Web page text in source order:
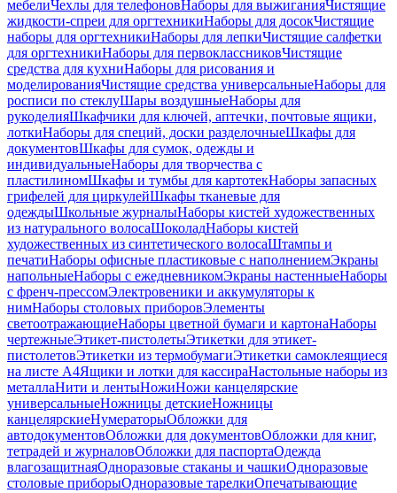
мебелиЧехлы для телефоновНаборы для выжиганияЧистящие
жидкости-спреи для оргтехникиНаборы для досокЧистящие
наборы для оргтехникиНаборы для лепкиЧистящие салфетки
для оргтехникиНаборы для первоклассниковЧистящие
средства для кухниНаборы для рисования и
моделированияЧистящие средства универсальныеНаборы для
росписи по стеклуШары воздушныеНаборы для
рукоделияШкафчики для ключей, аптечки, почтовые ящики,
лоткиНаборы для специй, доски разделочныеШкафы для
документовШкафы для сумок, одежды и
индивидуальныеНаборы для творчества с
пластилиномШкафы и тумбы для картотекНаборы запасных
грифелей для циркулейШкафы тканевые для
одеждыШкольные журналыНаборы кистей художественных
из натурального волосаШоколадНаборы кистей
художественных из синтетического волосаШтампы и
печатиНаборы офисные пластиковые с наполнениемЭкраны
напольныеНаборы с ежедневникомЭкраны настенныеНаборы
с френч-прессомЭлектровеники и аккумуляторы к
нимНаборы столовых приборовЭлементы
светоотражающиеНаборы цветной бумаги и картонаНаборы
чертежныеЭтикет-пистолетыЭтикетки для этикет-
пистолетовЭтикетки из термобумагиЭтикетки самоклеящиеся
на листе А4Ящики и лотки для кассираНастольные наборы из
металлаНити и лентыНожиНожи канцелярские
универсальныеНожницы детскиеНожницы
канцелярскиеНумераторыОбложки для
автодокументовОбложки для документовОбложки для книг,
тетрадей и журналовОбложки для паспортаОдежда
влагозащитнаяОдноразовые стаканы и чашкиОдноразовые
столовые приборыОдноразовые тарелкиОпечатывающие